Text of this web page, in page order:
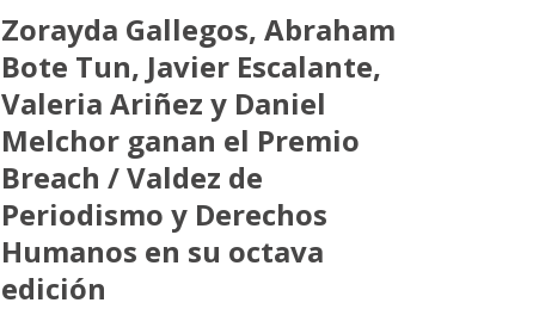
Zorayda Gallegos, Abraham
Bote Tun, Javier Escalante,
Valeria Ariñez y Daniel
Melchor ganan el Premio
Breach / Valdez de
Periodismo y Derechos
Humanos en su octava
edición